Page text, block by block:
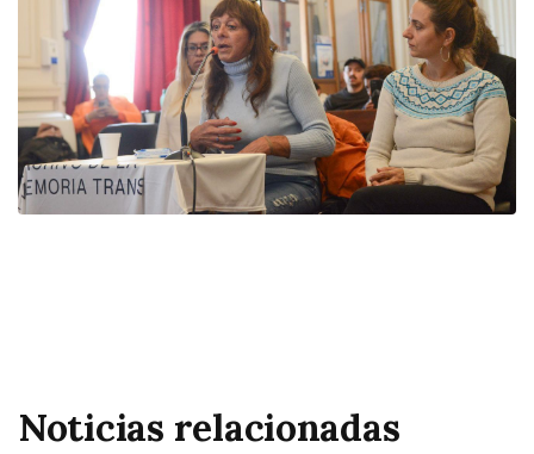
Noticias relacionadas